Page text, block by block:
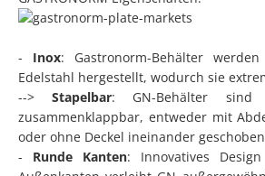
- Inox: Gastronorm-Behälter
Edelstahl hergestellt, wodurch sie
-->Stapelbar: GN-Behälter
zusammenklappbar, entweder mit
oder ohne Deckel ineinander
- Runde Kanten: Innovatives